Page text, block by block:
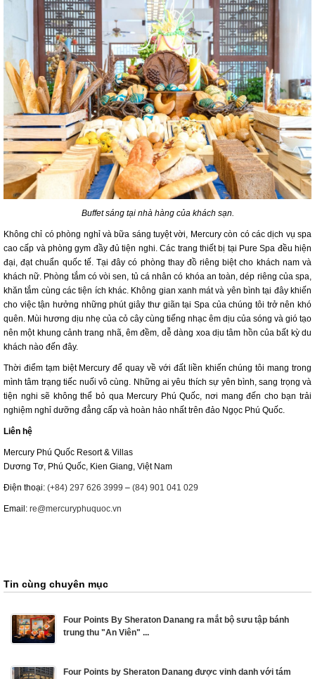
Buffet sáng tại nhà hàng của khách sạn.
Không chỉ có phòng nghỉ và bữa sáng tuyệt vời, Mercury còn có các dịch vụ spa
cao cấp và phòng gym đầy đủ tiện nghi. Các trang thiết bị tại Pure Spa đều hiện
đại, đạt chuẩn quốc tế. Tại đây có phòng thay đồ riêng biệt cho khách nam và
khách nữ. Phòng tắm có vòi sen, tủ cá nhân có khóa an toàn, dép riêng của spa,
khăn tắm cùng các tiện ích khác. Không gian xanh mát và yên bình tại đây khiến
cho việc tận hưởng những phút giây thư giãn tại Spa của chúng tôi trở nên khó
quên. Mùi hương dịu nhẹ của cỏ cây cùng tiếng nhạc êm dịu của sóng và gió tạo
nên một khung cảnh trang nhã, êm đềm, dễ dàng xoa dịu tâm hồn của bất kỳ du
khách nào đến đây.
Thời điểm tạm biệt Mercury để quay về với đất liền khiến chúng tôi mang trong
mình tâm trạng tiếc nuối vô cùng. Những ai yêu thích sự yên bình, sang trọng và
tiện nghi sẽ không thể bỏ qua Mercury Phú Quốc, nơi mang đến cho bạn trải
nghiệm nghỉ dưỡng đẳng cấp và hoàn hảo nhất trên đảo Ngọc Phú Quốc.
Liên hệ
Mercury Phú Quốc Resort & Villas
Dương Tơ, Phú Quốc, Kien Giang, Việt Nam
Điện thoại: (+84) 297 626 3999 – (84) 901 041 029
Email: re@mercuryphuquoc.vn
Tin cùng chuyên mục
Four Points By Sheraton Danang ra mắt bộ sưu tập bánh
trung thu "An Viên" ...
Four Points by Sheraton Danang được vinh danh với tám